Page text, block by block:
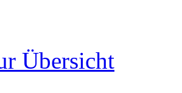
Übersicht